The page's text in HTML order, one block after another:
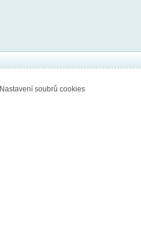
Nastavení soubrů cookies